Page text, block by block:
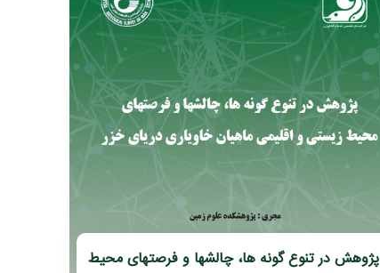
پژوهش در تنوع گونه ها، چالشها و فرصتهای محیط